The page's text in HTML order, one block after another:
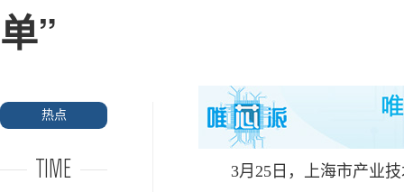
单”
热点
TIME
3月25日，上海市产业技